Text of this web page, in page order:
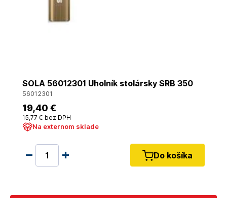
SOLA 56012301 Uholník stolársky SRB 350
56012301
19,40 €
15,77 € bez DPH
Na externom sklade
Do košíka